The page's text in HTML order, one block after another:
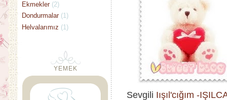
Sevgili Iışıl'cığım -
Ekmekler (2)
Dondurmalar (1)
Helvalarımız (1)
YEMEK